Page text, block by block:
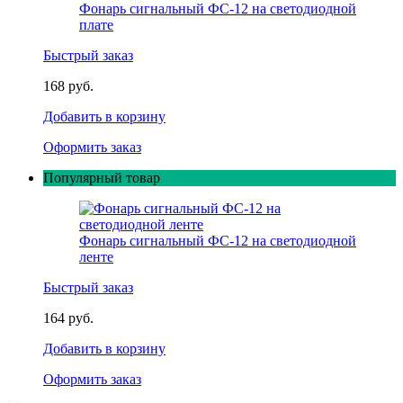
Фонарь сигнальный ФС-12 на светодиодной
плате
Быстрый заказ
168 руб.
Добавить в корзину
Оформить заказ
Популярный товар
Фонарь сигнальный ФС-12 на светодиодной
ленте
Быстрый заказ
164 руб.
Добавить в корзину
Оформить заказ